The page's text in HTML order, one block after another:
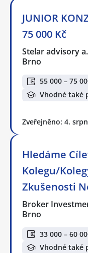
JUNIOR
75 000 Kč
Stelar advisory
Brno
55 000 – 75
Vhodné také
Zveřejněno: 4.
Hledáme
Kolegu/
Zkušenosti
Broker
Brno
33 000 – 60
Vhodné také